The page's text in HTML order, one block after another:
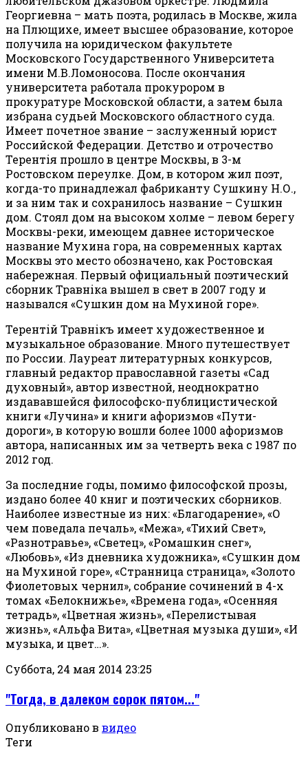
Георгиевна – мать поэта, родилась в Москве, жила
на Плющихе, имеет высшее образование, которое
получила на юридическом факультете
Московского Государственного Университета
имени М.В.Ломоносова. После окончания
университета работала прокурором в
прокуратуре Московской области, а затем была
избрана судьей Московского областного суда.
Имеет почетное звание – заслуженный юрист
Российской Федерации. Детство и отрочество
Терентiя прошло в центре Москвы, в 3-м
Ростовском переулке. Дом, в котором жил поэт,
когда-то принадлежал фабриканту Сушкину Н.О.,
и за ним так и сохранилось название – Сушкин
дом. Стоял дом на высоком холме – левом берегу
Москвы-реки, имеющем давнее историческое
название Мухина гора, на современных картах
Москвы это место обозначено, как Ростовская
набережная. Первый официальный поэтический
сборник Травнiка вышел в свет в 2007 году и
назывался «Сушкин дом на Мухиной горе».
Терентiй Травнiкъ имеет художественное и
музыкальное образование. Много путешествует
по России. Лауреат литературных конкурсов,
главный редактор православной газеты «Сад
духовный», автор известной, неоднократно
издававшейся философско-публицистической
книги «Лучина» и книги афоризмов «Пути-
дороги», в которую вошли более 1000 афоризмов
автора, написанных им за четверть века с 1987 по
2012 год.
За последние годы, помимо философской прозы,
издано более 40 книг и поэтических сборников.
Наиболее известные из них: «Благодарение», «О
чем поведала печаль», «Межа», «Тихий Свет»,
«Разнотравье», «Светец», «Ромашкин снег»,
«Любовь», «Из дневника художника», «Сушкин дом
на Мухиной горе», «Странница страница», «Золото
Фиолетовых чернил», собрание сочинений в 4-х
томах «Белокнижье», «Времена года», «Осенняя
тетрадь», «Цветная жизнь», «Перелистывая
жизнь», «Альфа Вита», «Цветная музыка души», «И
музыка, и цвет…».
Суббота, 24 мая 2014 23:25
"Тогда, в далеком сорок пятом..."
Опубликовано в видео
Теги